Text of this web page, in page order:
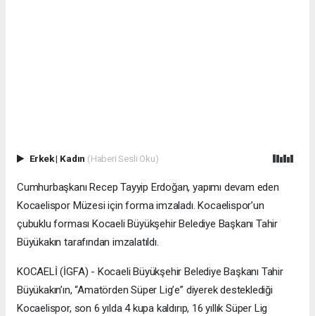
Erkek| Kadın (Haberi Sesli Oku)
Cumhurbaşkanı Recep Tayyip Erdoğan, yapımı devam eden
Kocaelispor Müzesi için forma imzaladı. Kocaelispor’un
çubuklu forması Kocaeli Büyükşehir Belediye Başkanı Tahir
Büyükakın tarafından imzalatıldı.
KOCAELİ (İGFA) - Kocaeli Büyükşehir Belediye Başkanı Tahir
Büyükakın’ın, “Amatörden Süper Lig’e” diyerek desteklediği
Kocaelispor, son 6 yılda 4 kupa kaldırıp, 16 yıllık Süper Lig